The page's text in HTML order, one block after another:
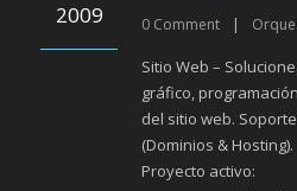
2009 0 Comment |
Sitio Web –
gráfico,
del sitio web.
(Dominios & Hosting).
Proyecto activo: